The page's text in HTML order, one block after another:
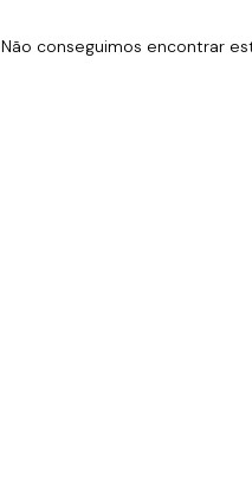
Não conseguimos encontrar